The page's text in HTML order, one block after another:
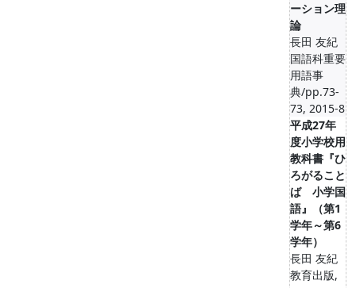
ーション理
論
長田 友紀
国語科重要
用語事
典/pp.73-
73, 2015-8
平成27年
度小学校用
教科書『ひ
ろがること
ば 小学国
語』（第1
学年～第6
学年）
長田 友紀
教育出版,